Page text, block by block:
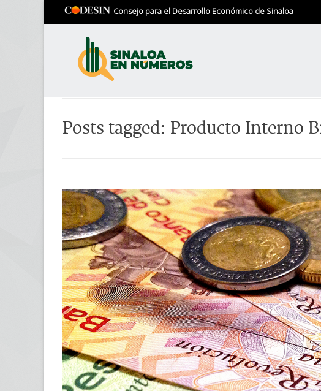
Consejo para el Desarrollo Económico de Sinaloa
Posts tagged: Producto Interno